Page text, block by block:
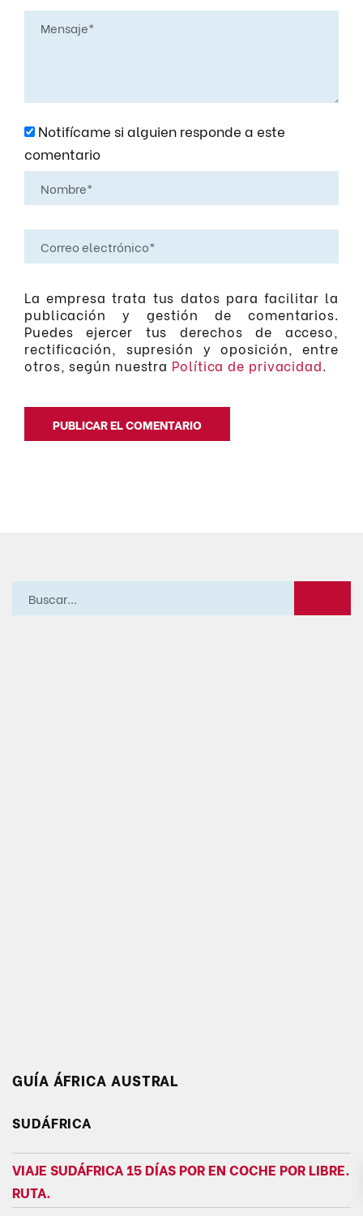
Notifícame si alguien responde a este
comentario
La empresa trata tus datos para facilitar la
publicación y gestión de comentarios.
Puedes ejercer tus derechos de acceso,
rectificación, supresión y oposición, entre
otros, según nuestra Política de privacidad.
GUÍA ÁFRICA AUSTRAL
SUDÁFRICA
VIAJE SUDÁFRICA 15 DÍAS POR EN COCHE POR LIBRE.
RUTA.